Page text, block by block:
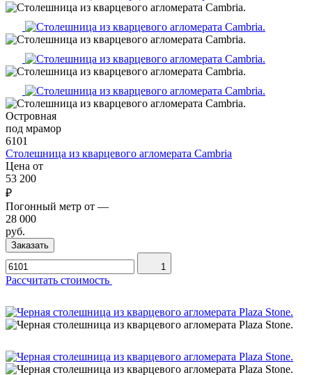
Островная
под мрамор
6101
Столешница из кварцевого агломерата Cambria
Цена от
53 200
₽
Погонный метр от —
28 000
руб.
Заказать
1
Рассчитать стоимость